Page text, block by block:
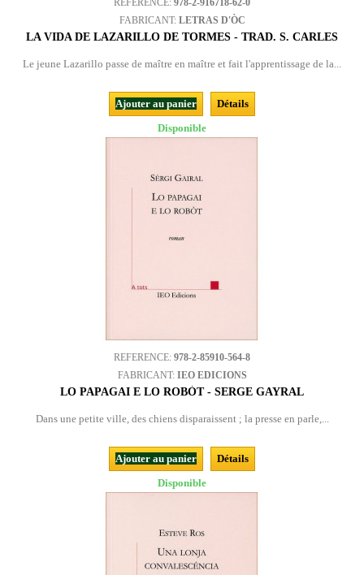
REFERENCE: 978-2-916718-62-0
FABRICANT: LETRAS D'ÒC
LA VIDA DE LAZARILLO DE TORMES - TRAD. S. CARLES
Le jeune Lazarillo passe de maître en maître et fait l'apprentissage de la...
Ajouter au panier
Détails
Disponible
REFERENCE: 978-2-85910-564-8
FABRICANT: IEO EDICIONS
LO PAPAGAI E LO ROBÒT - SERGE GAYRAL
Dans une petite ville, des chiens disparaissent ; la presse en parle,...
Ajouter au panier
Détails
Disponible